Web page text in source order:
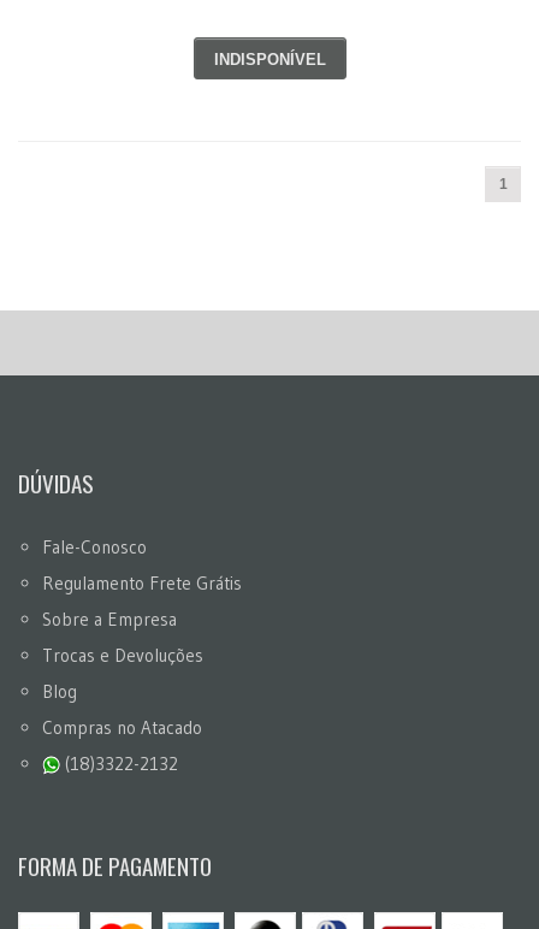
INDISPONÍVEL
1
DÚVIDAS
Fale-Conosco
Regulamento Frete Grátis
Sobre a Empresa
Trocas e Devoluções
Blog
Compras no Atacado
(18)3322-2132
FORMA DE PAGAMENTO